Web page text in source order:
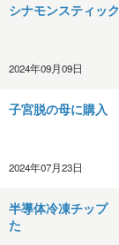
シナモンスティック
2024年09月09日
子宮脱の母に購入
2024年07月23日
半導体冷凍チッ
た